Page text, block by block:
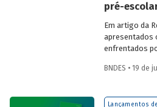
pré-
Em artigo da
apresentados
enfrentados
como
na experiência
BNDES • 19 de
Lançamentos